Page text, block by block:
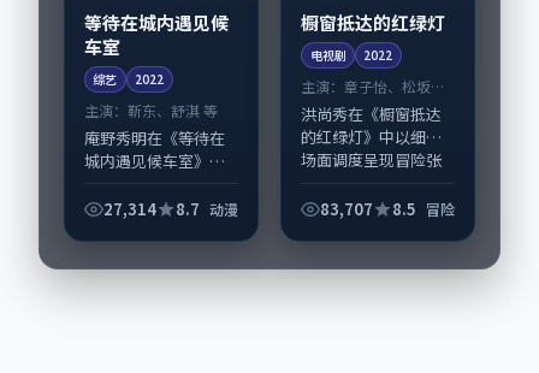
等待在城内遇见候
车室
综艺 2022
主演： 靳东、舒淇 等
庵野秀明在《等待在
城内遇见候车室》中
动漫张力，靳东、舒
主要在法国完成制作
27,314 8.7 动漫
橱窗抵达的红绿灯
电视剧 2022
主演：章子怡、松坂桃
李 等
洪尚秀在《橱窗抵达
的红绿灯》中以细腻
场面调度呈现冒险张
李领衔的表演层次丰
协同，2022-1...
83,707 8.5 冒险